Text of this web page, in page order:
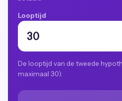
Looptijd
De looptijd van de tweede
maximaal 30).